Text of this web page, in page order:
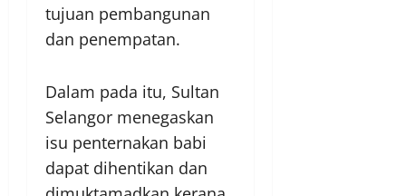
tujuan pembangunan
dan penempatan.
Dalam pada itu, Sultan
Selangor menegaskan
isu penternakan babi
dapat dihentikan dan